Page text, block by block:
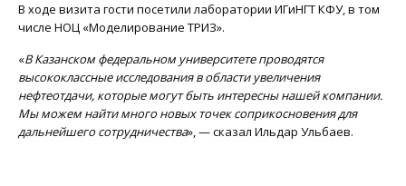
В ходе визита гости посетили лаборатории ИГиНГТ КФУ, в том
числе НОЦ «Моделирование ТРИЗ».
«В Казанском федеральном университете проводятся
высококлассные исследования в области увеличения
нефтеотдачи, которые могут быть интересны нашей компании.
Мы можем найти много новых точек соприкосновения для
дальнейшего сотрудничества», — сказал Ильдар Ульбаев.